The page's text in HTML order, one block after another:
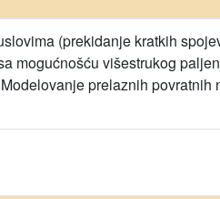
(prekidanje kratkih
mogućnošću višestrukog
prelaznih